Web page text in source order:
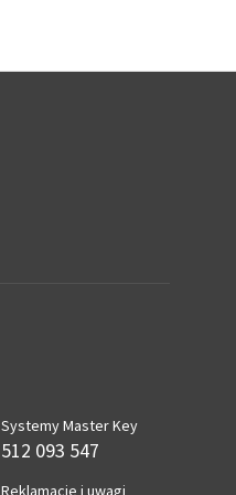
Systemy Master Key
512 093 547
Reklamacje i uwagi